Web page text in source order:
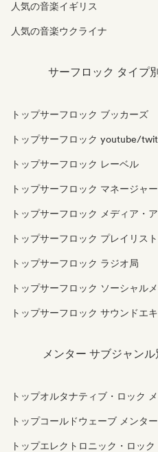
人気の音楽イギリス
人気の音楽ウクライナ
サーフロック タイプ
トップサーフロック ブッカーズ
トップサーフロック youtube/
トップサーフロック レーベル
トップサーフロック マネージャー
トップサーフロック メディア・
トップサーフロック プレイリス
トップサーフロック ラジオ局
トップサーフロック ソーシャル
トップサーフロック サウンドエ
メンター サブジャン
トップオルタナティブ・ロック
トップコールドウェーブ メンター
トップエレクトロニック・ロッ